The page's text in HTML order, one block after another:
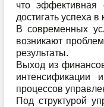
что эффективная
достигать успеха
В современных
возникают
результаты.
Выход из
интенсификации
процессов
Под структурой